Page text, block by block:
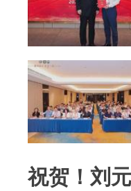
祝贺！刘